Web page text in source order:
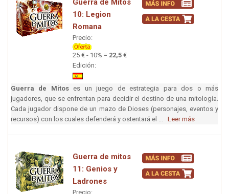
10: Legion
Romana
Precio:
25 € - 10% = 22,5 €
Edición:
Guerra de Mitoses un juego de estrategia para dos o más
jugadores, que se enfrentan para decidir el destino de una mitología.
Cada jugador dispone de un mazo de Dioses (personajes, eventos y
recursos) con los cuales defenderá y ostentará el ... Leer más
Guerra de mitos
11: Genios y
Ladrones
Precio: